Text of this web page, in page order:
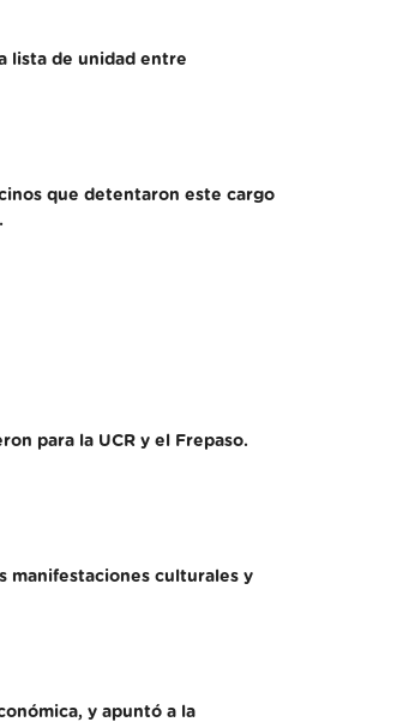
lista de unidad entre
que detentaron este cargo
para la UCR y el Frepaso.
manifestaciones culturales y
y apuntó a la